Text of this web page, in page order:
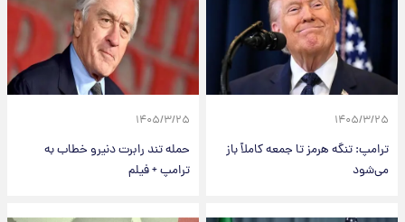
۱۴۰۵/۳/۲۵
ترامپ: تنگه هرمز تا جمعه کاملاً باز
می‌شود
۱۴۰۵/۳/۲۵
حمله تند رابرت دنیرو خطاب به
ترامپ + فیلم